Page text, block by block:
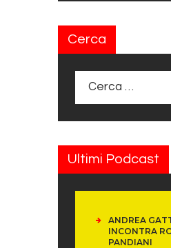
Cerca
Ultimi Podcast
ANDREA
INCONTRA
PANDIANI